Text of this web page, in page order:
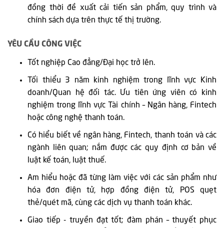
đồng thời đề xuất cải tiến sản phẩm, quy trình và
chính sách dựa trên thực tế thị trường.
YÊU CẦU CÔNG VIỆC
Tốt nghiệp Cao đẳng/Đại học trở lên.
Tối thiểu 3 năm kinh nghiệm trong lĩnh vực Kinh
doanh/Quan hệ đối tác. Ưu tiên ứng viên có kinh
nghiệm trong lĩnh vực Tài chính – Ngân hàng, Fintech
hoặc công nghệ thanh toán.
Có hiểu biết về ngân hàng, Fintech, thanh toán và các
ngành liên quan; nắm được các quy định cơ bản về
luật kế toán, luật thuế.
Am hiểu hoặc đã từng làm việc với các sản phẩm như
hóa đơn điện tử, hợp đồng điện tử, POS quẹt
thẻ/quét mã, cùng các dịch vụ thanh toán khác.
Giao tiếp - truyền đạt tốt; đàm phán – thuyết phục